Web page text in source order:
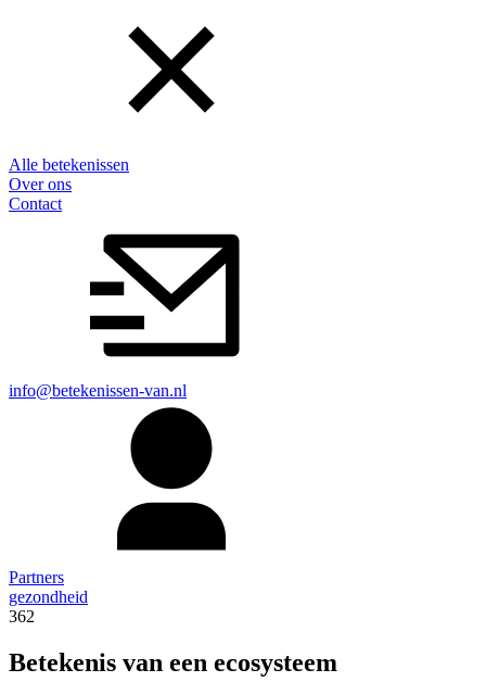
Alle betekenissen
Over ons
Contact
info@betekenissen-van.nl
Partners
gezondheid
362
Betekenis van een ecosysteem